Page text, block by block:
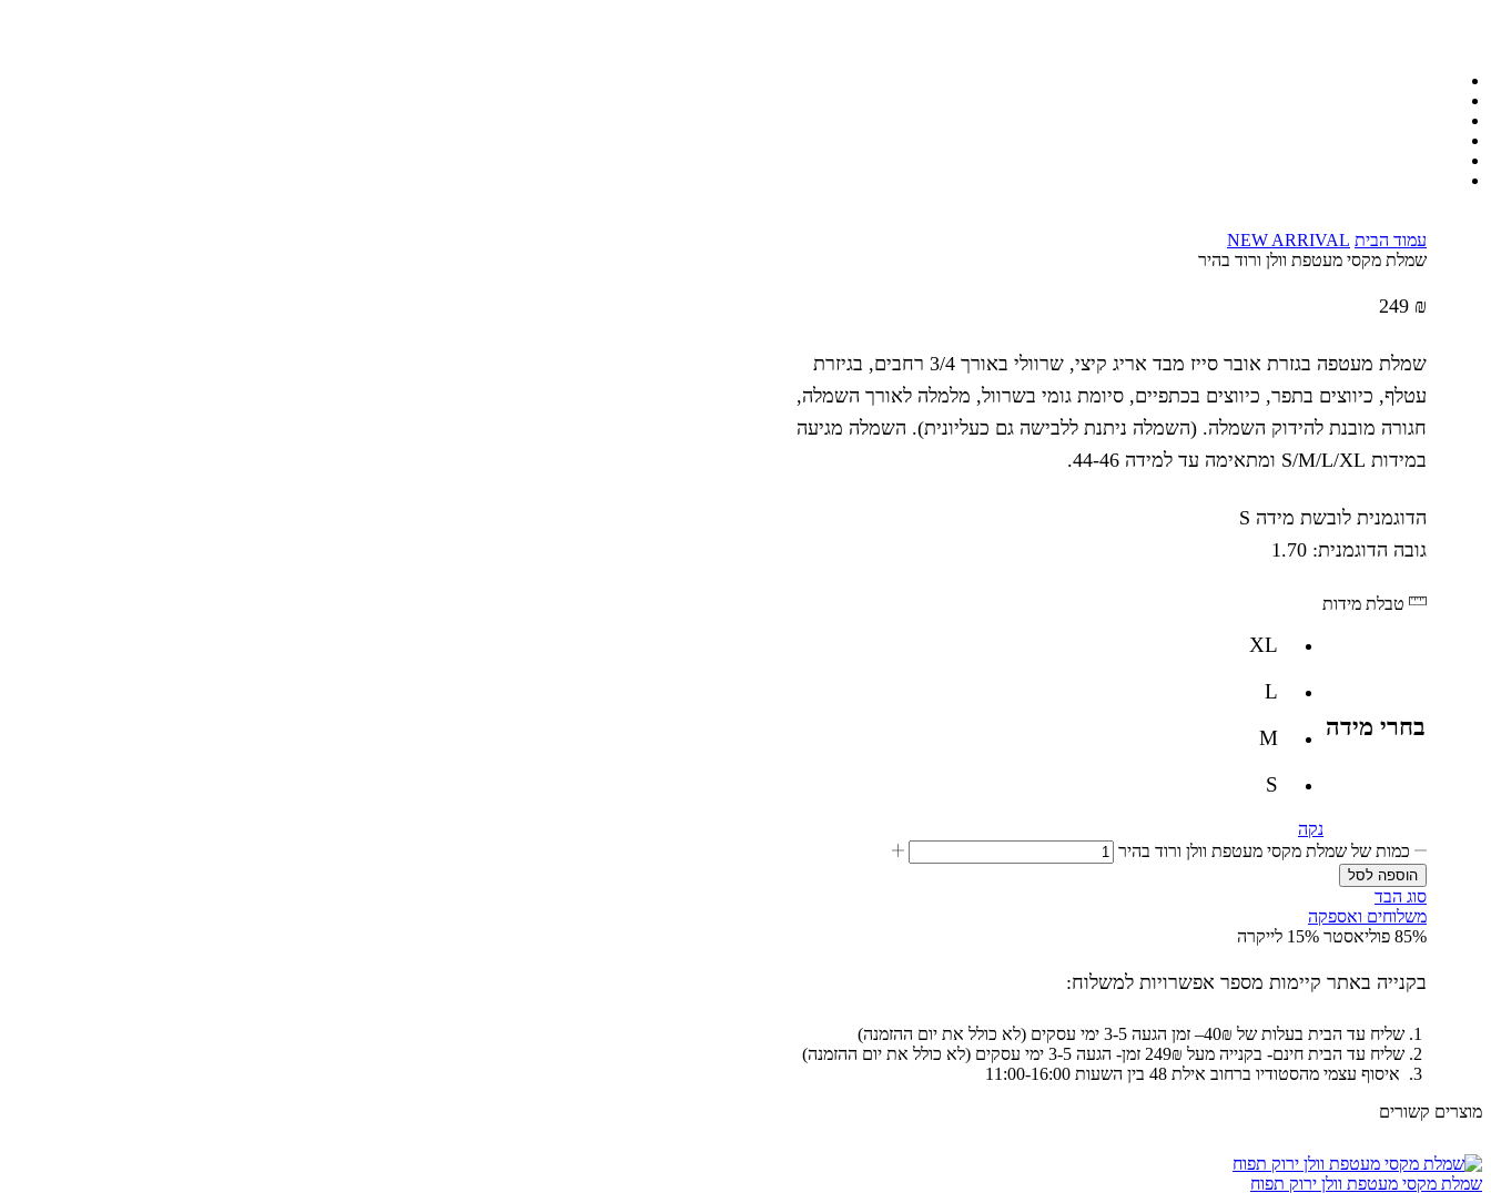
עמוד הבית NEW ARRIVAL
שמלת מקסי מעטפת וולן ורוד בהיר
249 ₪
שמלת מעטפה בגזרת אובר סייז מבד אריג קיצי, שרוולי באורך 3/4 רחבים, בגיזרת
עטלף, כיווצים בתפר, כיווצים בכתפיים, סיומת גומי בשרוול, מלמלה לאורך השמלה,
חגורה מובנת להידוק השמלה. (השמלה ניתנת ללבישה גם כעליונית). השמלה מגיעה
במידות S/M/L/XL ומתאימה עד למידה 44-46.
הדוגמנית לובשת מידה S
גובה הדוגמנית: 1.70
טבלת מידות
בחרי מידה
XL
L
M
S
נקה
כמות של שמלת מקסי מעטפת וולן ורוד בהיר
הוספה לסל
סוג הבד
משלוחים ואספקה
85% פוליאסטר 15% לייקרה
בקנייה באתר קיימות מספר אפשרויות למשלוח:
שליח עד הבית בעלות של 40₪– זמן הגעה 3-5 ימי עסקים (לא כולל את יום ההזמנה)
שליח עד הבית חינם- בקנייה מעל 249₪ זמן- הגעה 3-5 ימי עסקים (לא כולל את יום ההזמנה)
איסוף עצמי מהסטודיו ברחוב אילת 48 בין השעות 11:00-16:00
מוצרים קשורים
שמלת מקסי מעטפת וולן ירוק תפוח